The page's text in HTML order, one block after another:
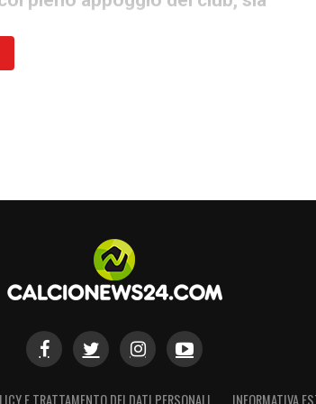
E TRATTAMENTO DEI DATI PERSONALI INFORMATIVA